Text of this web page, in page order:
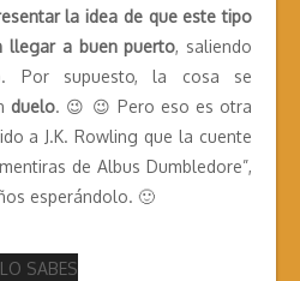
la idea de que este tipo
llegar a buen puerto, saliendo
Por supuesto, la cosa se
duelo. 😉 😉 Pero eso es otra
a J.K. Rowling que la cuente
de Albus Dumbledore”,
esperándolo. 🙂
SABES